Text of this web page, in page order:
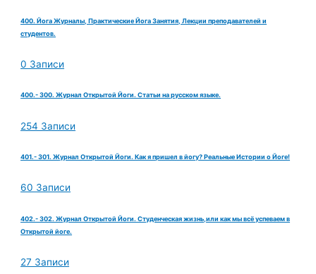
400. Йога Журналы, Практические Йога Занятия, Лекции преподавателей и
студентов.
0 Записи
400.- 300. Журнал Открытой Йоги. Статьи на русском языке.
254 Записи
401.- 301. Журнал Открытой Йоги. Как я пришел в йогу? Реальные Истории о Йоге!
60 Записи
402.- 302. Журнал Открытой Йоги. Студенческая жизнь,или как мы всё успеваем в
Открытой йоге.
27 Записи